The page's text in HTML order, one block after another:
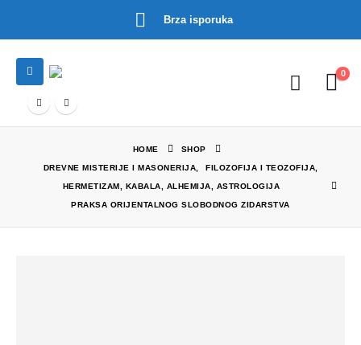
Brza isporuka
0
HOME SHOP
DREVNE MISTERIJE I MASONERIJA FILOZOFIJA I TEOZOFIJA
HERMETIZAM, KABALA, ALHEMIJA, ASTROLOGIJA
PRAKSA ORIJENTALNOG SLOBODNOG ZIDARSTVA